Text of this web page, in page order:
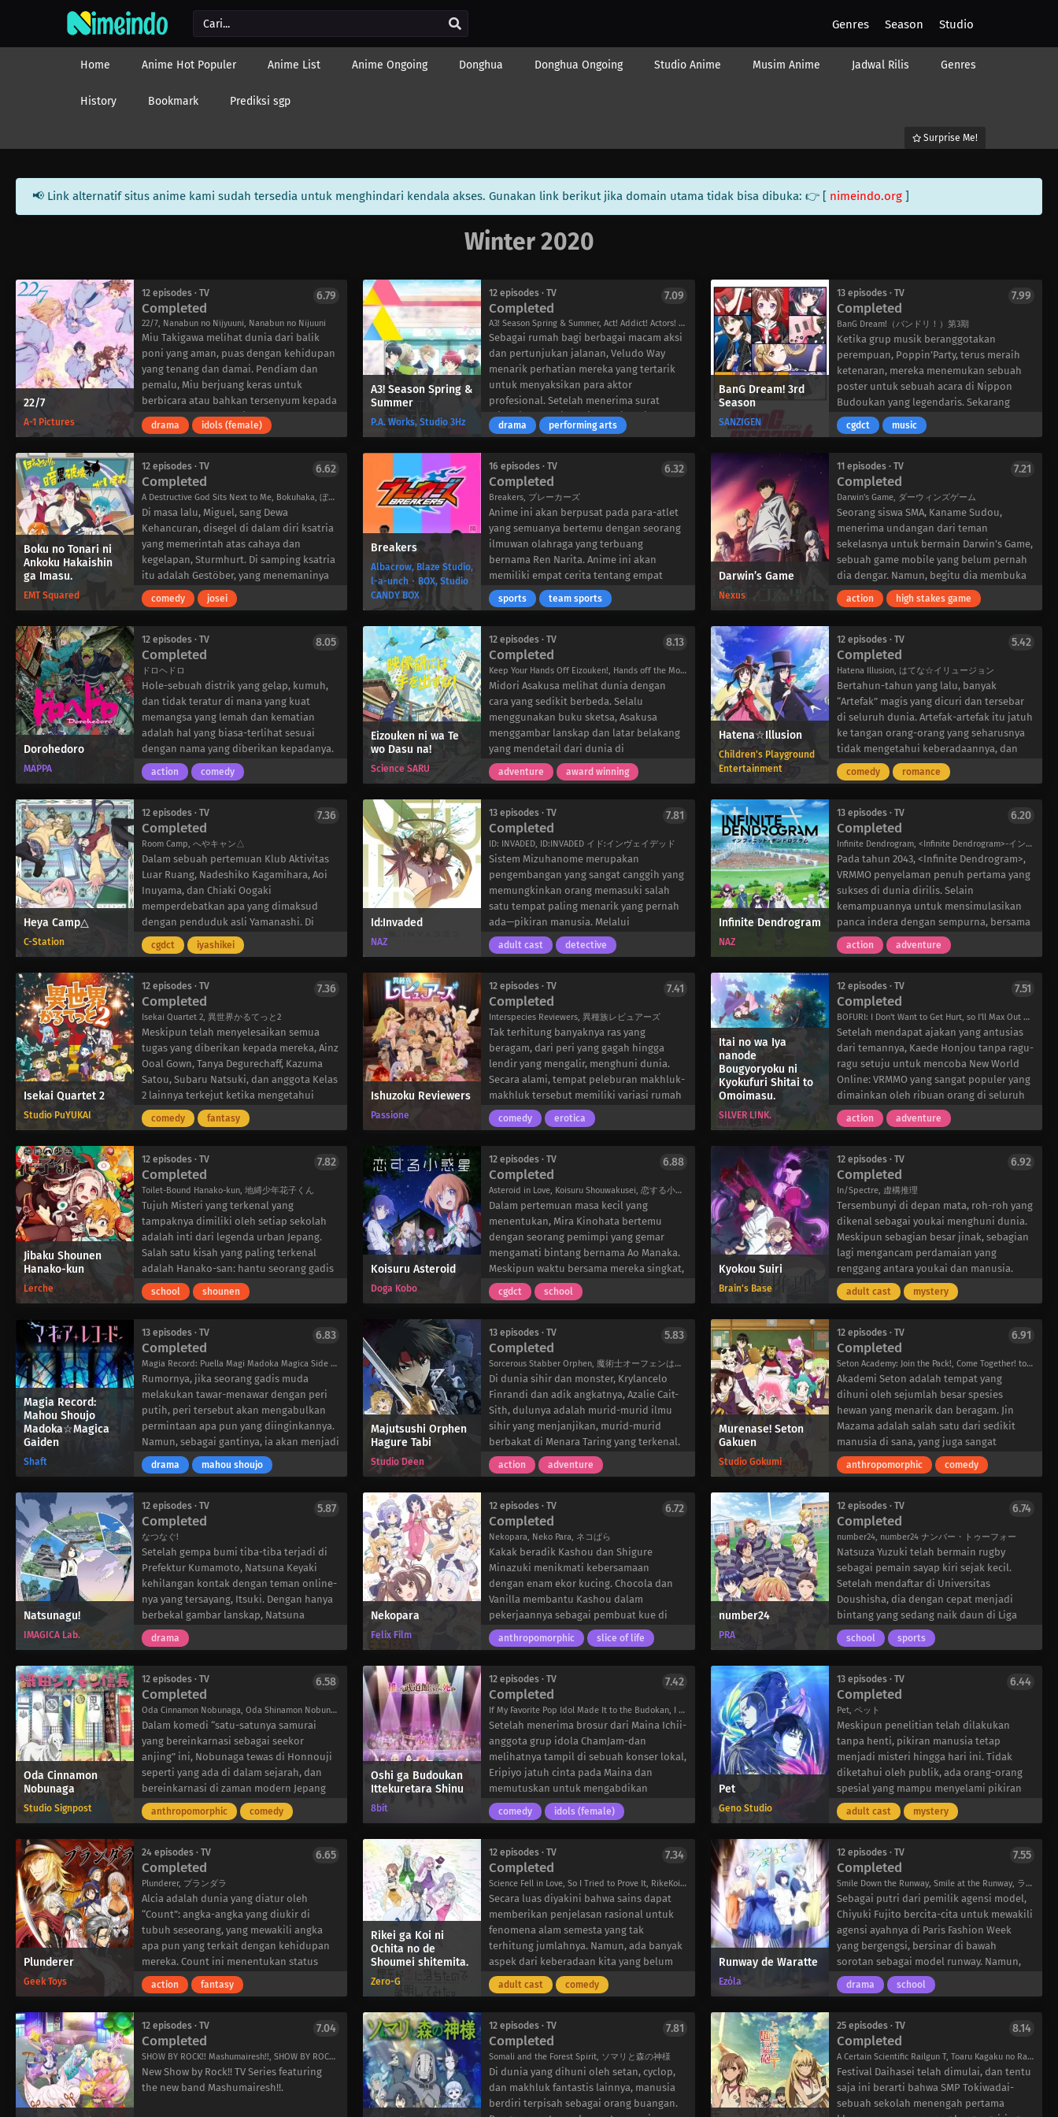
Genres Season Studio
Home Anime Hot Populer Anime List Anime Ongoing Donghua Donghua Ongoing Studio Anime Musim Anime Jadwal Rilis Genres
History Bookmark Prediksi sgp
Surprise Me!
📢 Link alternatif situs anime kami sudah tersedia untuk menghindari kendala akses. Gunakan link berikut jika domain utama tidak bisa dibuka: 👉 [ nimeindo.org ]
Winter 2020
22/7
A-1 Pictures
12 episodes · TV
Completed
22/7, Nanabun no Nijyuuni, Nanabun no Nijuuni
6.79
Miu Takigawa melihat dunia dari balik
poni yang aman, puas dengan kehidupan
yang tenang dan damai. Pendiam dan
pemalu, Miu berjuang keras untuk
berbicara atau bahkan tersenyum kepada
pelanggan saat bekerja paruh waktu,
tetapi ia bekerja tanpa kenal lelah untuk
yang sangat berharga, Haru. Sangat
mengejutkan ketika sebuah surat datang
dari perusahaan hiburan GIP, yang
mengumumkan bahwa dia telah terpilih
sebagai kandidat untuk proyek baru
mereka.
Miu memutuskan untuk menerima
undangan tersebut dan pergi ke tempat
pertemuan di mana ansambel eksentrik
para kandidat lainnya berkumpul,
masing-masing. Tidak lama kemudian,
para gadis diantar oleh seorang manajer
ke sebuah fasilitas rahasia yang mewah,
di mana dijelaskan bahwa mereka harus
mengikuti arahan misterius dari “The
Wall,” yang perintahnya bersifat mutlak.
Tanggal 24 Desember 2016, akan menjadi
saksi lahirnya idola yang tiada duanya;
pada hari itu, grup 22/7 akan memulai
debutnya, terlepas dari apakah Miu dan
atas panggung atau belum.
drama idols (female)
A3! Season Spring &
Summer
P.A. Works, Studio 3Hz
12 episodes · TV
Completed
A3! Season Spring & Summer, Act! Addict! Actors! Season Spring & Summer, A3! SEASON SPRING & SUMMER
7.09
Sebagai rumah bagi berbagai macam aksi
dan pertunjukan jalanan, Veludo Way
menarik perhatian mereka yang tertarik
untuk menyaksikan para aktor
profesional. Setelah menerima surat
misterius, Izumi Tachibana tiba di tempat
di mana ayahnya menyutradarai
populer, Mankai Company, namun ia
mengetahui bahwa gedung tersebut akan
dialihfungsikan karena utang yang terlalu
banyak. Pada menit terakhir, ia
meyakinkan penagih utang untuk
memberikan kesempatan sekali lagi
kepada ansambel tersebut. Dia bersedia
menerimanya, namun dengan tiga syarat:
pertunjukan debut mereka harus berhasil
diproduksi pada bulan berikutnya, empat
harus dipulihkan, dan utangnya harus
dilunasi dalam waktu satu tahun. Selain
itu, Izumi sendiri harus menjadi
sutradara.
Tanpa membuang waktu, Izumi dengan
cepat mengumpulkan lima orang untuk
Rombongan Musim Semi: Sakuya Sakuma,
seorang siswa SMA yang antusias; Masumi
Usui, seorang anak laki-laki yang tergila-
gila pada Izumi; Tsuzuru Minagi, seorang
Itaru Chigasaki, seorang pekerja kantoran
yang sudah matang; dan Citron, orang
asing yang ramah. Meskipun mereka
memiliki sedikit atau bahkan tidak
memiliki pengalaman dalam berakting,
Izumi melatih dan mempersiapkan
mereka untuk sebuah pertunjukan yang
akan mengembalikan Mankai Company ke
masa kejayaannya.
drama performing arts
BanG Dream! 3rd
Season
SANZIGEN
13 episodes · TV
Completed
BanG Dream!（バンドリ！）第3期
7.99
Ketika grup musik beranggotakan
perempuan, Poppin’Party, terus meraih
ketenaran, mereka menemukan sebuah
poster untuk sebuah acara di Nippon
Budoukan yang legendaris. Sekarang
bertekad untuk berpartisipasi dalam
“BanG Dream,” Kasumi Toyama dan
untuk mencapai tingkat yang lebih tinggi
dan membuktikan kemampuan mereka
dengan tampil di panggung yang terkenal
itu.
Sementara itu, band saingannya, RAISE A
SUILEN, bermimpi untuk mengubah dunia
dengan “musik terkuat”, tetapi mendapati
dirinya berada dalam kesulitan karena
tidak memiliki gitaris. Meskipun puluhan
kandidat potensial mengikuti audisi
CHU² menganggap mereka sebagai amatir
dan tidak cocok untuk band ini. Namun,
mungkin ada satu gitaris yang memenuhi
standar tinggi CHU².
BanG Dream! Musim ke-3 menampilkan
beberapa band yang seluruhnya
beranggotakan perempuan, termasuk
Poppin’Party, Afterglow, Pastel*Palettes,
Roselia, Hello Happy World!, dan sekarang
RAISE A SUILEN, yang akan memukau para
penampilan spektakuler mereka. Dengan
semakin dekatnya kompetisi BanG Dream,
para anggota band ini telah bersiap
untuk memikat para penonton dengan
musik mereka yang menyentuh hati!
cgdct music
Boku no Tonari ni
Ankoku Hakaishin
ga Imasu.
EMT Squared
12 episodes · TV
Completed
A Destructive God Sits Next to Me, Bokuhaka, ぼくのとなりに暗黒破壊神がいます。
6.62
Di masa lalu, Miguel, sang Dewa
Kehancuran, disegel di dalam diri ksatria
yang memerintah atas cahaya dan
kegelapan, Sturmhurt. Di samping ksatria
itu adalah Gestöber, yang menemaninya
melalui pertempuran yang tak terhitung
jumlahnya. Di masa sekarang, takdir
Kabuto Hanadori dan Seri Koyuki, dua
teman sekelas.
Reuni mereka seharusnya menjadi
momen yang menggembirakan, jika
bukan karena fakta bahwa para pahlawan
fantasi ini hanyalah produk dari khayalan
Kabuto. Sebagai “Gestöber” fiksi, Seri
menemukan dirinya dalam berbagai
situasi yang memalukan karena
kejenakaan Kabuto yang terkadang di
sekelasnya, Utsugi Tsukimiya, bergabung
dengan keributan dengan kemampuan
membaca pikirannya yang sangat akurat,
yang secara perlahan menghancurkan
kehidupan sosial Seri.
Seri berusaha keras untuk menjauh dari
mereka, menolak untuk mengakui
kekonyolan mereka, namun dengan
chuunibyou Kabuto dan ketidakpastian
Utsugi, dia hanya bisa terseret oleh
comedy josei
Breakers
Albacrow, Blaze Studio,
l-a-unch・BOX, Studio
CANDY BOX
16 episodes · TV
Completed
Breakers, ブレーカーズ
6.32
Anime ini akan berpusat pada para-atlet
yang semuanya bertemu dengan seorang
ilmuwan olahraga yang terbuang
bernama Ren Narita. Anime ini akan
memiliki empat cerita tentang empat
cabang olahraga yang berbeda: bola
basket kursi roda, atletik dan lompat
sports team sports
Darwin’s Game
Nexus
11 episodes · TV
Completed
Darwin's Game, ダーウィンズゲーム
7.21
Seorang siswa SMA, Kaname Sudou,
menerima undangan dari teman
sekelasnya untuk bermain Darwin’s Game,
sebuah game mobile yang belum pernah
dia dengar. Namun, begitu dia membuka
aplikasi tersebut, seekor ular hijau tiba-
tiba muncul dari layar ponselnya dan
pingsan. Terbangun di rumah sakit tanpa
tanda-tanda gigitan ular, dia diberitahu
oleh pihak sekolah untuk mengambil cuti
pada hari itu. Meskipun dia bingung
dengan apa yang telah terjadi, dia
menganggap pengalaman yang tidak
nyata itu sebagai halusinasi dan menaiki
kereta api untuk pulang.
Sayangnya, rasa ingin tahunya menguasai
dirinya dan dia menggunakan aplikasi
tampak seperti game pertarungan
lainnya, Kaname menghela napas lega
dan memutuskan untuk memulai
pertandingan pertamanya. Namun,
kejutan yang menyenangkan itu tidak
berlangsung lama, karena lawan dalam
game tiba-tiba muncul tepat di depannya
dan mencoba memburunya dengan pisau.
Saat dia mati-matian menyelamatkan diri,
Kaname menghubungkan dua hal dan
bukanlah game biasa, melainkan
pertarungan brutal untuk bertahan
hidup.
action high stakes game
Dorohedoro
MAPPA
12 episodes · TV
Completed
ドロヘドロ
8.05
Hole-sebuah distrik yang gelap, kumuh,
dan tidak teratur di mana yang kuat
memangsa yang lemah dan kematian
adalah hal yang biasa-terlihat sesuai
dengan nama yang diberikan kepadanya.
Sebuah dunia yang terpisah dari hukum
dan etika, tempat ini merupakan tempat
menguasainya. Sebagai ras yang
menduduki anak tangga tertinggi dalam
masyarakat mereka, para pengguna sihir
menganggap para penghuni Hole tidak
lebih dari serangga. Dibunuh, dimutilasi,
dan dijadikan bahan percobaan tanpa
pikir panjang, para penghuni Hole yang
tak berdaya mengotori lorong-lorong
rumah sakit Hole setiap hari.
Memiliki akses bebas ke dan dari tangki
terhadap otoritas mereka, para pengguna
sihir tampak tak tergoyahkan bagi
sebagian besar orang-kecuali beberapa
orang. Caiman, yang lebih mirip reptil
daripada manusia, adalah salah satu
individu seperti itu. Dia memburu mereka
dalam pencarian jawaban yang lalai
hanya dengan sepasang bayonet
tepercaya dan kekebalannya terhadap
sihir. Dikutuk oleh penampilannya dan
sihir adalah satu-satunya petunjuk untuk
mengembalikan hidupnya menjadi
normal. Dengan rintangan terbesarnya
adalah perutnya, teman wanitanya,
Nikaidou, yang mengelola restoran
Hungry Bug, adalah sekutu terbesarnya.
action comedy
Eizouken ni wa Te
wo Dasu na!
Science SARU
12 episodes · TV
Completed
Keep Your Hands Off Eizouken!, Hands off the Motion Pictures Club!, 映像研には手を出すな!
8.13
Midori Asakusa melihat dunia dengan
cara yang sedikit berbeda. Selalu
menggunakan buku sketsa, Asakusa
menggambar lanskap dan latar belakang
yang mendetail dari dunia di
sekelilingnya dan dunia yang ada di
dalam imajinasinya yang tak terbatas.
coret di dinding berevolusi menjadi
perbaikan darurat pada lambung luar
pesawat luar angkasanya. Dia hanya
dibawa kembali ke dunia nyata oleh
sahabatnya, Sayaka Kanamori. Keduanya
sangat bertolak belakang, dengan
keajaiban kekanak-kanakan Asakusa yang
kontras dengan pendekatan Kanamori
yang penuh perhitungan terhadap
kehidupan.
keduanya “menyelamatkan” model muda
Tsubame Misuzaki dari pengawalnya yang
terlalu protektif, sebuah hubungan
langsung terjalin antara Asakusa dan
Misuzaki, karena keduanya sama-sama
memiliki hasrat yang kuat untuk seni dan
animasi. Jika Asakusa tertarik pada latar
belakang dan pengaturan, Misuzaki suka
menggambar bentuk manusia. Merasakan
adanya peluang untuk menghasilkan
mereka memulai sebuah klub animasi,
yang mereka samarkan sebagai klub film
karena sekolah sudah memiliki klub
anime. Maka dimulailah perjalanan trio
ini dalam memproduksi animasi yang
akan memukau dunia.
Dari pemikiran brilian Masaaki Yuasa,
Eizouken ni wa Te wo Dasu na! adalah
sebuah surat cinta untuk animasi, yang
sangat kreatif dalam pendekatannya, dan
ini.
adventure award winning
Hatena☆Illusion
Children's Playground
Entertainment
12 episodes · TV
Completed
Hatena Illusion, はてな☆イリュージョン
5.42
Bertahun-tahun yang lalu, banyak
“Artefak” magis yang dicuri dan tersebar
di seluruh dunia. Artefak-artefak itu jatuh
ke tangan orang-orang yang seharusnya
tidak mengetahui keberadaannya, dan
menyebabkan kemalangan bagi mereka
yang menyalahgunakan kekuatannya.
akses khusus ke Artefak, dan mereka
bertekad untuk mengembalikannya ke
tempat yang seharusnya.
Terlepas dari kurangnya pengalamannya,
Kana “Hatena” Hoshisato ingin
membantu orang tuanya, Mamoru dan
Maeve, dalam usaha mereka, dengan
melakukan yang terbaik untuk
berkembang. Sementara itu, teman masa
kecilnya, Makoto Shiranui, datang ke
bawah bimbingan ayahnya sebagai
bagian dari janji yang mereka buat
beberapa tahun yang lalu. Hatena sangat
senang bertemu dengan temannya lagi,
hanya untuk benar-benar kecewa ketika
orang yang selama ini dikiranya seorang
gadis ternyata adalah seorang anak laki-
laki, yang mengarah ke reuni yang pahit.
Tak lama kemudian, Makoto mengetahui
tentang Artefak dan identitas asli para
ia terus berusaha untuk memenuhi
janjinya dan tetap setia pada alasannya
belajar sulap-untuk meringankan
kesedihan orang-orang di sekitarnya dan,
yang paling penting, untuk menjadi orang
yang layak menjadi mitra Hatena.
comedy romance
Heya Camp△
C-Station
12 episodes · TV
Completed
Room Camp, へやキャン△
7.36
Dalam sebuah pertemuan Klub Aktivitas
Luar Ruang, Nadeshiko Kagamihara, Aoi
Inuyama, dan Chiaki Oogaki
memperdebatkan apa yang dimaksud
dengan penduduk asli Yamanashi. Di
suatu tempat, Chiaki menyinggung
tentang Yamanashi Kids’ Stamp Rally,
Nadeshiko. Rally ini mendorong
seseorang untuk mengunjungi tempat-
tempat terkenal di prefektur dan
mengumpulkan perangko; mereka yang
berhasil menyelesaikan rally ini akan
memenangkan roti kukus Minobu selama
setahun. Karena tertarik dengan hadiah
makanan yang sangat banyak, Nadeshiko
memutuskan untuk berpartisipasi.
Ikuti Klub Aktivitas Luar Ruangan saat
untuk mengumpulkan perangko dan
menjelajahi apa yang ditawarkan wilayah
ini!
cgdct iyashikei
Id:Invaded
NAZ
13 episodes · TV
Completed
ID: INVADED, ID:INVADED イド:インヴェイデッド
7.81
Sistem Mizuhanome merupakan
pengembangan yang sangat canggih yang
memungkinkan orang memasuki salah
satu tempat paling menarik yang pernah
ada—pikiran manusia. Melalui
penggunaan apa yang disebut “partikel
kognisi” yang tertinggal di tempat
dari regu polisi khusus Kura dapat
mewujudkan pikiran bawah sadar
seorang penjahat sebagai aliran pikiran
aneh di dunia virtual. Tugas mereka
adalah menjelajahi alam psikologis ini,
yang disebut “sumur id”, untuk
mengungkap identitas pelaku.
Tidak sembarang orang dapat memasuki
sumur id; prasyaratnya adalah Anda harus
telah membunuh seseorang sendiri.
Akihito Narihisago, yang dikenal sebagai
“Sakaido” di dalam sumur id. Dulunya
seorang anggota polisi yang disegani,
tragedi menimpa, dan ia segera
mendapati dirinya berada di sisi lain
hukum.
Meskipun demikian, Narihisago terus
membantu Kura dalam kurungan. Meski
keterampilan detektifnya yang luar biasa
masih terbukti berguna dalam
bahwa tidak semuanya seperti yang
terlihat, karena di balik serangkaian
kasus pembunuhan yang tampaknya
berdiri sendiri itu tersembunyi kebenaran
yang jauh lebih menyeramkan.
adult cast detective
Infinite Dendrogram
NAZ
13 episodes · TV
Completed
Infinite Dendrogram, <Infinite Dendrogram>-インフィニット・デンドログラム-
6.20
Pada tahun 2043, <Infinite Dendrogram>,
VRMMO penyelaman penuh pertama yang
sukses di dunia dirilis. Selain
kemampuannya untuk mensimulasikan
panca indera dengan sempurna, bersama
dengan banyak fitur luar biasa lainnya,
game ini berjanji untuk menawarkan
yang penuh dengan kemungkinan yang
tak terbatas. Hampir dua tahun
kemudian, seorang mahasiswa baru yang
akan segera masuk perguruan tinggi, Reiji
Mukudori, akhirnya dapat membeli
salinan game ini dan mulai bermain.
Dengan bantuan dari kakak laki-lakinya
yang berpengalaman, Shuu, dan
rekannya, Embryo, Reiji memulai
petualangannya di dunia <Infinite
dan temui di dunia game yang dikenal
dengan realisme yang luar biasa dan
kemungkinan yang tak terbatas ini?
action adventure
Isekai Quartet 2
Studio PuYUKAI
12 episodes · TV
Completed
Isekai Quartet 2, 異世界かるてっと2
7.36
Meskipun telah menyelesaikan semua
tugas yang diberikan kepada mereka, Ainz
Ooal Gown, Tanya Degurechaff, Kazuma
Satou, Subaru Natsuki, dan anggota Kelas
2 lainnya terkejut ketika mengetahui
bahwa peran mereka sebagai siswa masih
jauh dari selesai. Tanpa ada jalan untuk
berbagai kepribadian eksentrik ini masih
terjebak secara misterius di dunia yang
asing. Meskipun, karena mereka menjadi
sangat menyukai satu sama lain,
menghabiskan lebih banyak waktu
bersama tidak terdengar buruk.
Dengan kedatangan siswa pindahan baru
yang tidak terduga, kejenakaan komedi
dari karakter yang kita cintai ini terus
berkembang. Dengan demikian,
namun acuh tak acuh terus berlanjut.
comedy fantasy
Ishuzoku Reviewers
Passione
12 episodes · TV
Completed
Interspecies Reviewers, 異種族レビュアーズ
7.41
Tak terhitung banyaknya ras yang
beragam, dari peri yang gagah hingga
lendir yang mengalir, menghuni dunia.
Secara alami, tempat peleburan makhluk-
makhluk tersebut memiliki variasi rumah
bordil yang luas dan memikat. Dengan
begitu banyak pilihan yang dapat dipilih,
penolong mana untuk mendapatkan
pengalaman interpersonal yang
bermakna. Untungnya, sekelompok
pejuang pemberani telah berkumpul
untuk memberikan pencerahan kepada
publik. Para petualang mesum ini
mengambil tanggung jawab untuk
menilai daya tarik dari semua jenis gadis
pemuas nafsu melalui penelitian
langsung. Baik itu salamander yang
menggemaskan, para pengulas Yoruno
Gloss tidak meninggalkan satu spesies
pun. Disutradarai oleh dalang di balik
Miru Tights, Ishuzoku Reviewers berusaha
menjawab salah satu pertanyaan yang
paling mendesak yang pernah ada:
spesies mana yang paling seksi?
comedy erotica
Itai no wa Iya
nanode
Bougyoryoku ni
Kyokufuri Shitai to
Omoimasu.
SILVER LINK.
12 episodes · TV
Completed
BOFURI: I Don't Want to Get Hurt, so I'll Max Out My Defense., I hate being in pain, so I think I'll make a full defense build., I Hate Getting Hurt, So I Put All My Skill Points Into Defense, 痛いのは嫌なので防御力に極振りしたいと思います。
7.51
Setelah mendapat ajakan yang antusias
dari temannya, Kaede Honjou tanpa ragu-
ragu setuju untuk mencoba New World
Online: VRMMO yang sangat populer yang
dimainkan oleh ribuan orang di seluruh
Jepang. Dengan menamai karakternya di
dalam game dengan nama Maple, ia
pemula dalam permainan ini, dia
mengalokasikan semua poin stat-nya ke
dalam vitalitas, karena dia tidak ingin
terluka. Tanpa satu poin pun di stat
lainnya, Maple memiliki pertahanan yang
luar biasa tinggi, tetapi dia tidak bisa
bergerak cepat atau memukul dengan
keras.
Namun, hal ini tidak berakhir buruk
baginya. Karena pertahanannya yang
yang sangat kuat seperti Total Defense,
Poison Immunity, dan Devour. Skill-skill
ini, bersama dengan item-item yang
sangat kuat yang diperolehnya,
memungkinkannya untuk melenyapkan
sebagian besar musuh dalam satu
serangan. Setelah hanya beberapa hari
memainkan game ini, Maple mengklaim
tempat ketiga dalam acara di seluruh
server, mendapatkan reputasi sebagai
sangat kuat.
Terlepas dari karakternya yang sangat
kuat, Kaede masih harus banyak belajar.
Seiring dengan kemajuannya dalam
permainan, dia bertemu dengan teman
dan kenalan baru, yang membantunya
menyelesaikan level dan acara baru.
Melalui semua petualangannya, dia
bahkan dapat mempelajari beberapa
keterampilan gila lainnya yang melebihi
action adventure
Jibaku Shounen
Hanako-kun
Lerche
12 episodes · TV
Completed
Toilet-Bound Hanako-kun, 地縛少年花子くん
7.82
Tujuh Misteri yang terkenal yang
tampaknya dimiliki oleh setiap sekolah
adalah inti dari legenda urban Jepang.
Salah satu kisah yang paling terkenal
adalah Hanako-san: hantu seorang gadis
muda yang menghantui kamar mandi
sekolah.
Hanako-san versinya sendiri. Rumornya,
jika seseorang berhasil memanggil
Hanako-san, dia akan mengabulkan
permintaan pemanggilnya. Terpikat oleh
gosip tersebut, banyak orang telah
mencoba memanggilnya, namun selalu
gagal. Namun, ketika Nene Yashiro,
seorang gadis yang mengharapkan
keberuntungan romantis, berani
memanggil Hanako-san, ia menemukan
sebenarnya adalah seorang anak laki-laki!
Setelah serangkaian kejadian yang tidak
menguntungkan yang melibatkan hasrat
romantis Yashiro, dia tanpa sadar terjerat
dalam dunia supernatural, menjadi
asisten Hanako-kun. Tak lama kemudian,
ia mengetahui tugas Hanako-kun yang
kurang dikenal: menjaga keseimbangan
antara manusia dan penampakan.
school shounen
Koisuru Asteroid
Doga Kobo
12 episodes · TV
Completed
Asteroid in Love, Koisuru Shouwakusei, 恋する小惑星〈アストロイド〉
6.88
Dalam pertemuan masa kecil yang
menentukan, Mira Kinohata bertemu
dengan seorang pemimpi yang gemar
mengamati bintang bernama Ao Manaka.
Meskipun waktu bersama mereka singkat,
Ao menunjukkan kepada Mira keajaiban
astronomi, dari planet-planet yang
jauh. Sebelum mereka berpisah, Mira
mengetahui bahwa ada bintang dengan
namanya, tetapi tidak ada yang bernama
Ao. Maka, ia pun membuat janji: suatu
hari, ia akan menemukan asteroid baru
dan menamainya dengan nama Ao.
Bertahun-tahun kemudian, Mira masih
terpesona dengan astronomi. Sekarang di
sekolah menengah atas di Akademi
Hoshizaki, ia mencoba bergabung dengan
mengetahui bahwa klub tersebut telah
digabung dengan Klub Geologi untuk
membentuk satu Klub Ilmu Bumi. Ia
bergabung dengan klub baru ini dan
menemukan kejutan yang menyenangkan
—ia bersatu kembali dengan Ao setelah
bertahun-tahun berpisah.
Bersama teman-teman klub baru mereka,
Mira dan Ao memulai perjalanan bersama
untuk memenuhi janji mereka. Seberapa
cgdct school
Kyokou Suiri
Brain's Base
12 episodes · TV
Completed
In/Spectre, 虚構推理
6.92
Tersembunyi di depan mata, roh-roh yang
dikenal sebagai youkai menghuni dunia.
Meskipun sebagian besar jinak, sebagian
lagi mengancam perdamaian yang
renggang antara youkai dan manusia.
Sejak dia setuju untuk menjadi “Dewa
Kebijaksanaan” mereka, Kotoko Iwanaga
dua alam, menyelesaikan masalah
supernatural yang menghampirinya.
Di sebuah rumah sakit setempat, Kotoko
mendekati Kurou Sakuragawa, seorang
mahasiswa yang hubungan jangka
panjangnya berakhir dengan perpisahan
yang disayangkan. Kotoko memendam
perasaan padanya dan menduga ada
sesuatu yang supernatural yang
bersembunyi di balik penampilannya
bantuan Kurou untuk menolong para
youkai.
Dua tahun kemudian, berita tentang
seorang idola yang secara tidak sengaja
tertimpa balok baja membanjiri media.
Namun, beberapa bulan kemudian,
penampakan mulai menceritakan tentang
seorang wanita tanpa wajah yang
memegang balok baja. Seperti halnya
masalah supernatural lainnya, Kotoko
menghentikan roh ini agar tidak
menimbulkan malapetaka-tetapi kasus
ini mungkin terbukti jauh lebih
menyeramkan dan bersifat pribadi
daripada yang mereka duga.
adult cast mystery
Magia Record:
Mahou Shoujo
Madoka☆Magica
Gaiden
Shaft
13 episodes · TV
Completed
Magia Record: Puella Magi Madoka Magica Side Story, Puella Magi Madoka Magica Side Story: Magia Record, マギアレコード 魔法少女まどか☆マギカ外伝 (TV)
6.83
Rumornya, jika seorang gadis muda
melakukan tawar-menawar dengan peri
putih, peri tersebut akan mengabulkan
permintaan apa pun yang diinginkannya.
Namun, sebagai gantinya, ia akan menjadi
seorang gadis ajaib dan harus
mempertaruhkan nyawanya untuk
menakutkan dan ganas.
Iroha Tamaki, seorang siswi SMP yang baik
hati dari Kota Takarazaki, adalah bukti
nyata bahwa rumor ini benar adanya.
Berbekal panah ajaib dan kemampuan
untuk menyembuhkan luka, Iroha
mencari labirin tempat para penyihir
bersembunyi dan mengalahkan mereka
sebelum mereka memangsa manusia.
Namun Iroha tidak memiliki ingatan
Kyuubey, sang peri putih, tampaknya
tidak tahu apa yang diminta oleh Iroha
darinya.
Suatu hari, Iroha mendengar desas-desus
tentang sebuah kota di mana “gadis-
gadis ajaib dapat diselamatkan,” dan
mendapati dirinya berada di kereta api
saat matahari terbenam menuju Kota
Kamihama. Sayangnya, ia menemukan
bahwa para penyihir di Kamihama jauh
penyihir veteran Yachiyo Nanami dipaksa
untuk menyelamatkannya, Iroha
bersumpah untuk tidak pernah kembali.
Namun, ketika sebuah pertemuan
kebetulan dengan Kyuubey kecil
tampaknya memicu kenangan masa lalu,
Iroha terdorong untuk menyelidiki kota
misterius itu meskipun ada bahaya.
drama mahou shoujo
Majutsushi Orphen
Hagure Tabi
Studio Deen
13 episodes · TV
Completed
Sorcerous Stabber Orphen, 魔術士オーフェンはぐれ旅
5.83
Di dunia sihir dan monster, Krylancelo
Finrandi dan adik angkatnya, Azalie Cait-
Sith, dulunya adalah murid-murid ilmu
sihir yang menjanjikan, murid-murid
berbakat di Menara Taring yang terkenal.
Namun, sebuah eksperimen yang salah
besar membengkokkan penampilan
Para sesepuh di Tower-lebih tertarik
untuk menjaga reputasi mereka daripada
nyawa murid-muridnya-mengusir Azalie
yang telah berubah wujud dan menutupi
kejadian itu. Marah, Krylancelo
menyerang sendiri, mengambil nama baru
“Orphen” dan bersumpah untuk
mengembalikan Azalie ke kondisi
normalnya.
Lima tahun kemudian, pencarian Orphen
mempertemukannya kembali dengan
Azalie, tetapi dia masih belum
menemukan cara untuk memulihkan
tubuhnya. Dan dengan sekelompok
penyihir yang memburunya, dia mungkin
kehabisan waktu. Masa lalu dan masa kini
bertabrakan saat Orphen mencoba
mencari cara untuk menyelamatkan Azalie
dari mantan guru dan teman-temannya.
action adventure
Murenase! Seton
Gakuen
Studio Gokumi
12 episodes · TV
Completed
Seton Academy: Join the Pack!, Come Together! to the Seton Academy, 群れなせ！シートン学園
6.91
Akademi Seton adalah tempat yang
dihuni oleh sejumlah besar spesies
hewan yang menarik dan beragam. Jin
Mazama adalah salah satu dari sedikit
manusia di sana, yang juga sangat
membenci binatang dari lubuk hatinya
yang terdalam! Suatu hari, dia bertemu
Ranka Ookami, “serigala kecil” tanpa
kelompok, yang tidak memiliki satu pun
teman.
Ranka yang putus asa mencoba mengajak
Jin untuk bergabung dengan
kelompoknya; Jin, yang membenci
binatang, tentu saja menolak. Di tengah
situasi ini, Jin bertemu dengan Hitomi
Hino, sesama manusia, dan langsung
tergila-gila padanya. Setelah saling
memutuskan untuk membuat klub
memasak, dan setelah beberapa
kesalahpahaman yang tidak
menyenangkan, Ranka pun segera
bergabung dengan klub tersebut.
Maka dimulailah kisah lucu dan
menggemaskan dari dua manusia normal;
serigala yang menggemaskan; koala yang
ceria; kukang yang lamban dan berambut
pirang; dan seekor kucing yang setia
dalam sebuah kisah yang mengajarkan
bahwa persahabatan dapat ditempa oleh
makhluk yang berbeda.
anthropomorphic comedy
Natsunagu!
IMAGICA Lab.
12 episodes · TV
Completed
なつなぐ!
5.87
Setelah gempa bumi tiba-tiba terjadi di
Prefektur Kumamoto, Natsuna Keyaki
kehilangan kontak dengan teman online-
nya yang tersayang, Itsuki. Dengan hanya
berbekal gambar lanskap, Natsuna
memulai perjalanan dari Tokyo ke
Kumamoto untuk menemukan Itsuki.
pedesaan di prefektur yang dilanda
bencana, ia bertemu dengan seorang
polisi dan seorang gadis SMP yang
energik bernama Izumi Chiba. Izumi,
bersama dengan anggota keluarganya
yang ramah, menawarkan Natsuna tempat
tinggal dan informasi untuk
membantunya dalam pencariannya.
Dengan penduduk setempat yang baik
hati ini membantunya di setiap
untuk menemukan apa yang terjadi pada
Itsuki.
drama
Nekopara
Felix Film
12 episodes · TV
Completed
Nekopara, Neko Para, ネコぱら
6.72
Kakak beradik Kashou dan Shigure
Minazuki menikmati kebersamaan
dengan enam ekor kucing. Chocola dan
Vanilla membantu Kashou dalam
pekerjaannya sebagai pembuat kue di
toko kue La Soleil, sementara yang
lainnya-Coconut, Azuki, Cinnamon, dan
kesehariannya di rumah mereka.
Suatu sore, saat Chocola keluar untuk
suatu tugas, ia melihat seekor anak
kucing berbulu hijau sendirian di taman
dan memutuskan untuk membawanya
kembali ke toko kue. Segera setelah itu,
keluarga Minazuki mengadopsinya dan
memberinya nama: Cacao. Dengan adanya
anggota baru dalam keluarga mereka,
anggota keluarga Minazuki melanjutkan
lebih hidup dari sebelumnya.
anthropomorphic slice of life
number24
PRA
12 episodes · TV
Completed
number24, number24 ナンバー・トゥーフォー
6.74
Natsuza Yuzuki telah bermain rugby
sebagai pemain sayap kiri sejak kecil.
Setelah mendaftar di Universitas
Doushisha, dia dengan cepat menjadi
bintang yang sedang naik daun di Liga
Universitas Kansai.
Namun, mimpinya hancur, ketika sebuah
menderita hernia tulang belakang-yang
membuatnya tidak dapat bermain rugby
lagi. Dengan tidak ada peran yang
tersedia selain posisi manajer, dia
menerima jabatan barunya dan berharap
timnya bisa mendapatkan gelar juara liga.
Tim Yuzuki adalah tim yang tidak biasa,
termasuk sahabatnya yang tabah dan bek
sayap Seiichirou Jingyouji; pemain tahun
pertama yang pemarah, Yasunari Tsuru,
mengisi posisi lama seniornya di sayap
kiri; dan Yuu Mashiro, yang sedang
berjuang untuk mempertahankan
posisinya sebagai gelandang sayap.
Meskipun Natsuza mengerahkan segenap
kemampuannya untuk melatih timnya
demi meraih gelar juara liga, skuat
mereka masih belum lengkap. Setahun
yang lalu, Ibuki Ueka, pemain sayap
jenius yang pernah menjadi kartu as
rugbi-dan sekarang Natsuza bertekad
untuk mendapatkannya kembali.
school sports
Oda Cinnamon
Nobunaga
Studio Signpost
12 episodes · TV
Completed
Oda Cinnamon Nobunaga, Oda Shinamon Nobunaga, 織田シナモン信長
6.58
Dalam komedi “satu-satunya samurai
yang bereinkarnasi sebagai seekor
anjing” ini, Nobunaga tewas di Honnouji
seperti yang ada di dalam sejarah, dan
bereinkarnasi di zaman modern Jepang
sebagai seekor anjing bernama
Shinamon. Panglima perang era Negara
akhirnya bergabung dengannya, juga
sebagai anjing.
anthropomorphic comedy
Oshi ga Budoukan
Ittekuretara Shinu
8bit
12 episodes · TV
Completed
If My Favorite Pop Idol Made It to the Budokan, I Would Die, OshiBudou, 推しが武道館いってくれたら死ぬ
7.42
Setelah menerima brosur dari Maina Ichii-
anggota grup idola ChamJam-dan
melihatnya tampil di sebuah konser lokal,
Eripiyo jatuh cinta pada Maina dan
memutuskan untuk mengabdikan
hidupnya untuk mendukung bintang
yang sedang naik daun ini. Kehadiran
olahraga merahnya yang ikonik segera
membuatnya dikenal sebagai satu-
satunya penggemar Maina yang tak
tertandingi.
Entah itu pertunjukan atau pertemuan
penggemar kecil di tempat antah
berantah, Eripiyo dijamin selalu ada di
setiap acara yang diikuti Maina. Bahkan
cedera atau sikap Maina yang terlihat
dingin terhadapnya tidak dapat
mimpinya melihat idola kesayangannya
tampil di arena Budoukan yang terkenal
di dunia.
comedy idols (female)
Pet
Geno Studio
13 episodes · TV
Completed
Pet, ペット
6.44
Meskipun penelitian telah dilakukan
tanpa henti, pikiran manusia tetap
menjadi misteri hingga hari ini. Tidak
diketahui oleh publik, ada orang-orang
spesial yang mampu menyelami pikiran
manusia dan bahkan memanipulasi
ingatan mereka.
Tsukasa, dan Satoru termasuk di antara
mereka yang menggunakan kekuatan
mereka untuk melakukan kejahatan di
bawah perintah pemimpin mereka,
Katsuragi. Ketiganya melangkah ke
wilayah berbahaya dari pikiran manusia
untuk menghancurkan target yang
ditugaskan sambil berusaha untuk
menjaga pikiran dan ingatan mereka
sendiri tetap aman.
adult cast mystery
Plunderer
Geek Toys
24 episodes · TV
Completed
Plunderer, プランダラ
6.65
Alcia adalah dunia yang diatur oleh
“Count”: angka-angka yang diukir di
tubuh seseorang, yang mewakili angka
apa pun yang terkait dengan kehidupan
mereka. Count ini menentukan status
sosial dan kekuasaan seseorang di Alcia.
Jika Count mencapai nol, orang tersebut
dikabarkan lebih buruk daripada
kematian.
Hina, seorang pengelana yang
Hitungannya didasarkan pada jarak yang
ia tempuh, menyaksikan ibunya terseret
action fantasy
Rikei ga Koi ni
Ochita no de
Shoumei shitemita.
Zero-G
12 episodes · TV
Completed
Science Fell in Love, So I Tried to Prove It, RikeKoi, 理系が恋に落ちたので証明してみた。
7.34
Secara luas diyakini bahwa sains dapat
memberikan penjelasan rasional untuk
fenomena alam semesta yang tak
terhitung jumlahnya. Namun, ada banyak
aspek dari keberadaan kita yang belum
ditemukan solusinya oleh sains dan tidak
dapat diuraikan dengan angka-angka.
Meskipun tampaknya mustahil untuk
menerapkan teori ilmiah pada emosi yang
begitu rumit dan kompleks, sepasang
ilmuwan Universitas Saitama yang cerdas
dan berani mencoba menjawab
tantangan ini.
adult cast comedy
Runway de Waratte
Ezόla
12 episodes · TV
Completed
Smile Down the Runway, Smile at the Runway, ランウェイで笑って
7.55
Sebagai putri dari pemilik agensi model,
Chiyuki Fujito bercita-cita untuk mewakili
agensi ayahnya di Paris Fashion Week
yang bergengsi, bersinar di bawah
sorotan sebagai model runway. Namun,
meskipun ia dibekali dengan penampilan
dan bakat yang luar biasa, sayangnya ia
menjadi model yang sukses-tinggi badan.
Terjebak pada tinggi badan 158 cm
bahkan setelah memasuki sekolah
menengah atas, impian masa kecilnya
tampaknya berada di luar jangkauan.
Sementara itu, Ikuto Tsumura adalah
drama school
12 episodes · TV
Completed
SHOW BY ROCK!! Mashumairesh!!, SHOW BY ROCK!!ましゅまいれっしゅ!!
7.04
New Show by Rock!! TV Series featuring
the new band Mashumairesh!!.
12 episodes · TV
Completed
Somali and the Forest Spirit, ソマリと森の神様
7.81
Di dunia yang dihuni oleh setan, cyclop,
dan makhluk fantastis lainnya, manusia
berdiri terpisah sebagai orang buangan.
25 episodes · TV
Completed
A Certain Scientific Railgun T, Toaru Kagaku no Railgun 3, Toaru Kagaku no Choudenjihou 3, A Certain Scientific Railgun 3, とある科学の超電磁砲[レールガン]T
8.14
Festival Daihasei telah dimulai, dan tentu
saja ini berarti bahwa SMP Tokiwadai-
sebuah sekolah menengah pertama